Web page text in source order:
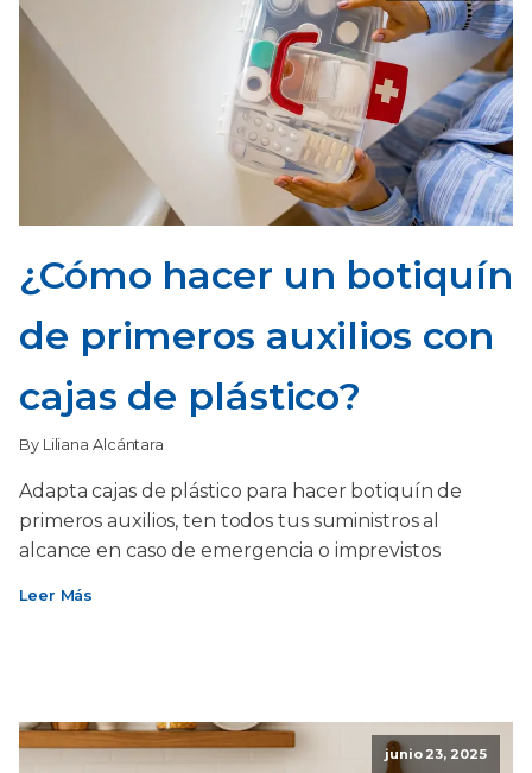
¿Cómo hacer un botiquín
de primeros auxilios con
cajas de plástico?
By Liliana Alcántara
Adapta cajas de plástico para hacer botiquín de
primeros auxilios, ten todos tus suministros al
alcance en caso de emergencia o imprevistos
Leer Más
junio 23, 2025